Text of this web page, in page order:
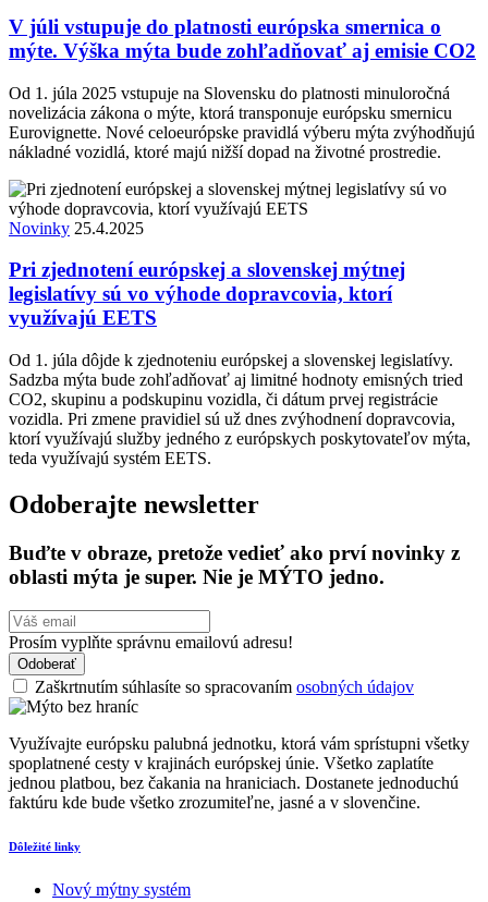
V júli vstupuje do platnosti európska smernica o
mýte. Výška mýta bude zohľadňovať aj emisie CO2
Od 1. júla 2025 vstupuje na Slovensku do platnosti minuloročná
novelizácia zákona o mýte, ktorá transponuje európsku smernicu
Eurovignette. Nové celoeurópske pravidlá výberu mýta zvýhodňujú
nákladné vozidlá, ktoré majú nižší dopad na životné prostredie.
Novinky 25.4.2025
Pri zjednotení európskej a slovenskej mýtnej
legislatívy sú vo výhode dopravcovia, ktorí
využívajú EETS
Od 1. júla dôjde k zjednoteniu európskej a slovenskej legislatívy.
Sadzba mýta bude zohľadňovať aj limitné hodnoty emisných tried
CO2, skupinu a podskupinu vozidla, či dátum prvej registrácie
vozidla. Pri zmene pravidiel sú už dnes zvýhodnení dopravcovia,
ktorí využívajú služby jedného z európskych poskytovateľov mýta,
teda využívajú systém EETS.
Odoberajte newsletter
Buďte v obraze, pretože vedieť ako prví novinky z
oblasti mýta je super. Nie je MÝTO jedno.
Prosím vyplňte správnu emailovú adresu!
Odoberať
Zaškrtnutím súhlasíte so spracovaním osobných údajov
Využívajte európsku palubná jednotku, ktorá vám sprístupni všetky
spoplatnené cesty v krajinách európskej únie. Všetko zaplatíte
jednou platbou, bez čakania na hraniciach. Dostanete jednoduchú
faktúru kde bude všetko zrozumiteľne, jasné a v slovenčine.
Dôležité linky
Nový mýtny systém